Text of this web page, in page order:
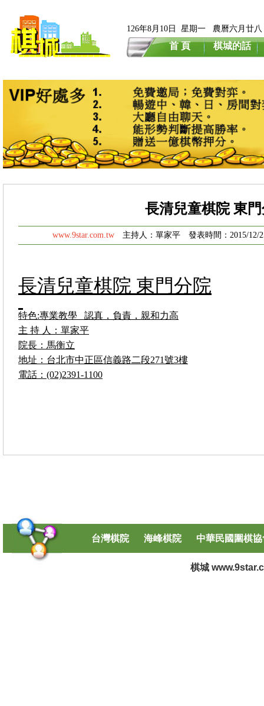
126年8月10日 星期一 農曆六月廿八
首 頁 棋城的話
長清兒童棋院 東
www.9star.com.tw主持人：單家平 發表時間：2015/
長清兒童棋院 東門分院
特色:專業教學 認真，負責，親和力高
主 持 人：單家平
院長：馬衡立
地址：台北市中正區信義路二段271號3樓
電話：(02)2391-1100
台灣棋院 海峰棋院 中華民國圍棋協
棋城